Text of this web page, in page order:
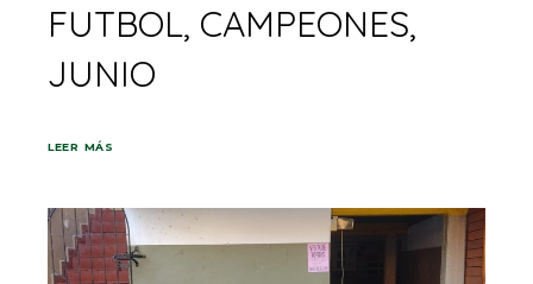
FUTBOL, CAMPEONES,
JUNIO
LEER MÁS